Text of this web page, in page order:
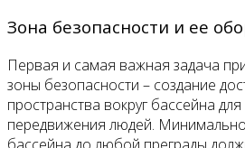
Зона безопасности и ее
Первая и самая важная задача
зоны безопасности – создание
пространства вокруг бассейна
передвижения людей.